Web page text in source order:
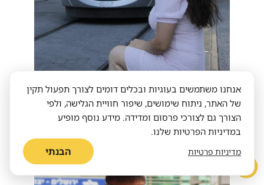
צילום: אוריאל אדמוב, בן 13, שדרות.
מקום שני בתחרות הנוער: צעירה בתחנת הרכבת
הקלה בירושלים.
אנחנו משתמשים בעוגיות ובכלים דומים לצורך תפעול תקין
של האתר, ניתוח שימושים, שיפור חוויית הגלישה, ולפי
הצורך גם לצורכי פרסום ומדידה. מידע נוסף מופיע
במדיניות הפרטיות שלנו.
מדיניות פרטיות הבנתי